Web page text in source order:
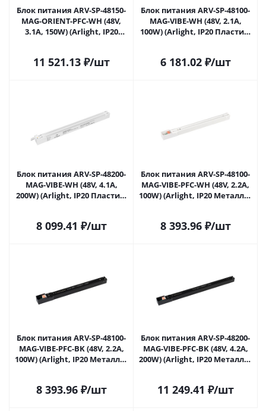
Блок питания ARV-SP-48150-
MAG-ORIENT-PFC-WH (48V,
3.1A, 150W) (Arlight, IP20
11 521.13₽/шт
Блок питания ARV-SP-48100-
MAG-VIBE-WH (48V, 2.1A,
100W) (Arlight, IP20 Пластик,
6 181.02₽/шт
Блок питания ARV-SP-48200-
MAG-VIBE-WH (48V, 4.1A,
200W) (Arlight, IP20 Пластик,
8 099.41 ₽/шт
Блок питания ARV-SP-48100-
MAG-VIBE-PFC-WH (48V, 2.2A,
100W) (Arlight, IP20 Металл, 5
8 393.96₽/шт
Блок питания ARV-SP-48100-
MAG-VIBE-PFC-BK (48V, 2.2A,
100W) (Arlight, IP20 Металл, 5
8 393.96₽/шт
Блок питания ARV-SP-48200-
MAG-VIBE-PFC-BK (48V, 4.2A,
200W) (Arlight, IP20 Металл, 5
11 249.41 ₽/шт